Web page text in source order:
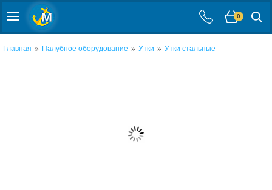
0
Главная » Палубное оборудование » Утки » Утки стальные